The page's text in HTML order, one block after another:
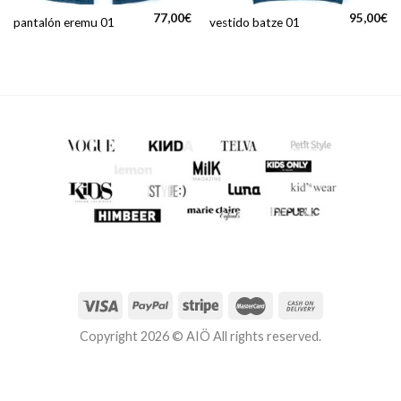
pantalón eremu 01 77,00€ vestido batze 01 95,00€
Copyright 2026 © AIÖ All rights reserved.